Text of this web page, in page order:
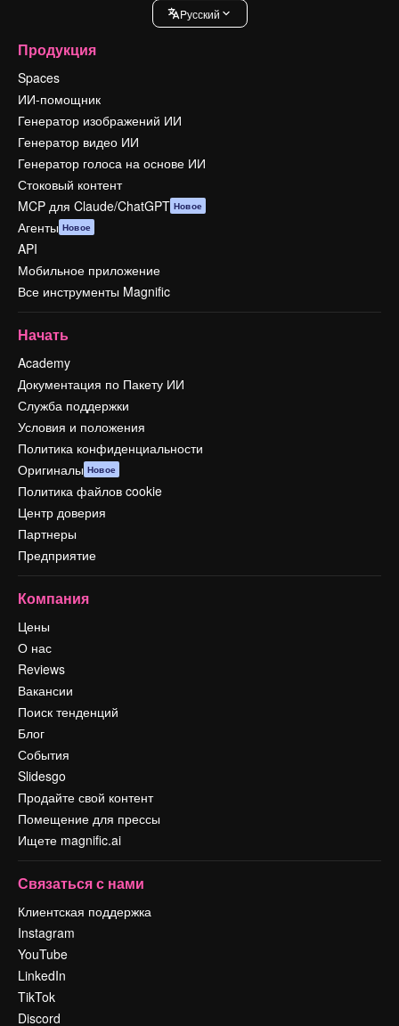
Pусский
Продукция
Spaces
ИИ-помощник
Генератор изображений ИИ
Генератор видео ИИ
Генератор голоса на основе ИИ
Стоковый контент
MCP для Claude/ChatGPT Новое
Агенты Новое
API
Мобильное приложение
Все инструменты Magnific
Начать
Academy
Документация по Пакету ИИ
Служба поддержки
Условия и положения
Политика конфиденциальности
Оригиналы Новое
Политика файлов cookie
Центр доверия
Партнеры
Предприятие
Компания
Цены
О нас
Reviews
Вакансии
Поиск тенденций
Блог
События
Slidesgo
Продайте свой контент
Помещение для прессы
Ищете magnific.ai
Связаться с нами
Клиентская поддержка
Instagram
YouTube
LinkedIn
TikTok
Discord